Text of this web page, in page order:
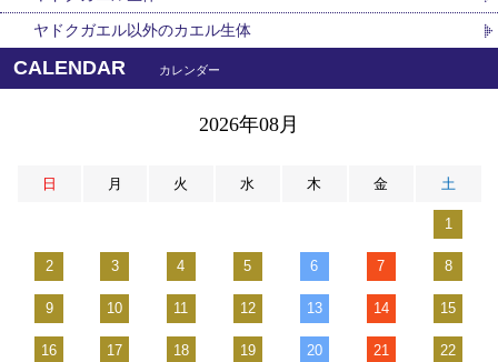
ヤドクガエル以外のカエル生体
CALENDAR カレンダー
2026年08月
日 月 火 水 木 金 土
1
2 3 4 5 6 7 8
9 10 11 12 13 14 15
16 17 18 19 20 21 22